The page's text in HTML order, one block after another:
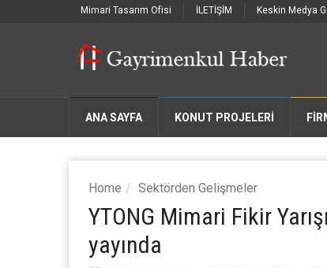
Mimari Tasarım Ofisi İLETİŞİM Keskin Medya
ANA SAYFA KONUT PROJELERİ
Home Sektörden Gelişmeler
YTONG Mimari Fikir
yayında